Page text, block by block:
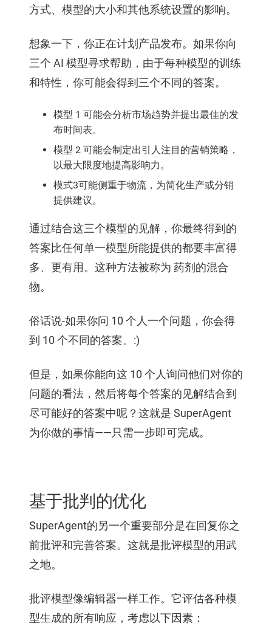
方式、模型的大小和其他系统设置的影响。
想象一下，你正在计划产品发布。如果你向
三个 AI 模型寻求帮助，由于每种模型的训练
和特性，你可能会得到三个不同的答案。
模型 1 可能会分析市场趋势并提出最佳的发
布时间表。
模型 2 可能会制定出引人注目的营销策略，
以最大限度地提高影响力。
模式3可能侧重于物流，为简化生产或分销
提供建议。
通过结合这三个模型的见解，你最终得到的
答案比任何单一模型所能提供的都要丰富得
多、更有用。这种方法被称为 药剂的混合
物。
俗话说-如果你问 10 个人一个问题，你会得
到 10 个不同的答案。:)
但是，如果你能向这 10 个人询问他们对你的
问题的看法，然后将每个答案的见解结合到
尽可能好的答案中呢？这就是 SuperAgent
为你做的事情——只需一步即可完成。
基于批判的优化
SuperAgent的另一个重要部分是在回复你之
前批评和完善答案。这就是批评模型的用武
之地。
批评模型像编辑器一样工作。它评估各种模
型生成的所有响应，考虑以下因素：